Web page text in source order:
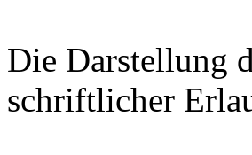
Die Darstellung
schriftlicher